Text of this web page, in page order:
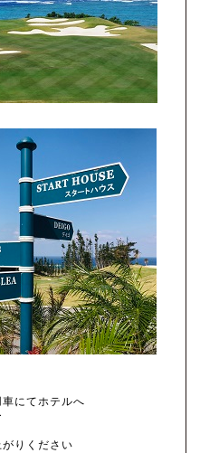
にてホテルへ
りください